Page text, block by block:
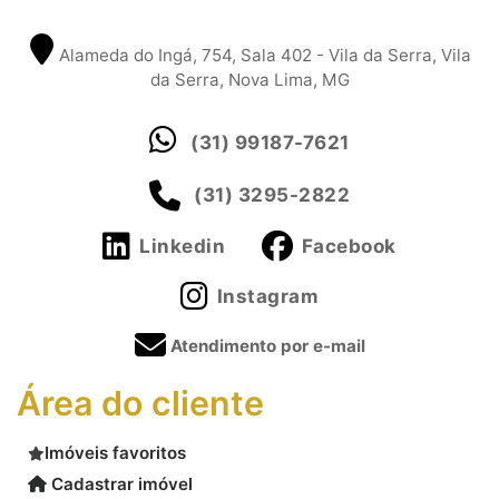
Alameda do Ingá, 754, Sala 402 - Vila da Serra, Vila
da Serra, Nova Lima, MG
(31) 99187-7621
(31) 3295-2822
Linkedin Facebook
Instagram
Atendimento por e-mail
Área do cliente
Imóveis favoritos
Cadastrar imóvel